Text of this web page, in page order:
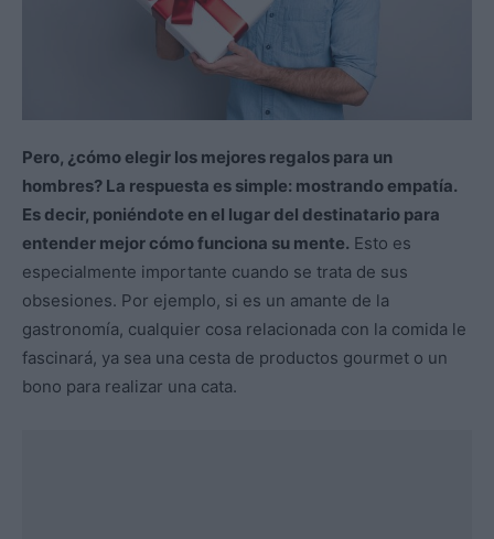
Pero, ¿cómo elegir los mejores regalos para un
hombres? La respuesta es simple: mostrando empatía.
Es decir, poniéndote en el lugar del destinatario para
entender mejor cómo funciona su mente. Esto es
especialmente importante cuando se trata de sus
obsesiones. Por ejemplo, si es un amante de la
gastronomía, cualquier cosa relacionada con la comida le
fascinará, ya sea una cesta de productos gourmet o un
bono para realizar una cata.